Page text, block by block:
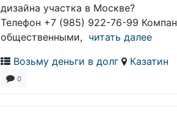
дизайна участка в Москве?
Телефон +7 (985) 922-76-99
общественными, читать далее
Возьму деньги в долг
Казатин
0